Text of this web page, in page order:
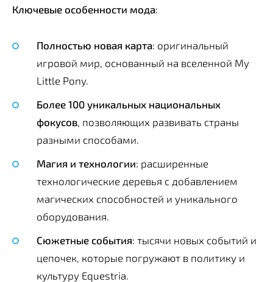
Ключевые особенности мода:
Полностью новая карта: оригинальный
игровой мир, основанный на вселенной My
Little Pony.
Более 100 уникальных национальных
фокусов , позволяющих развивать страны
разными способами.
Магия и технологии: расширенные
технологические деревья с добавлением
магических способностей и уникального
оборудования.
Сюжетные события: тысячи новых событий и
цепочек, которые погружают в политику и
культуру Equestria.